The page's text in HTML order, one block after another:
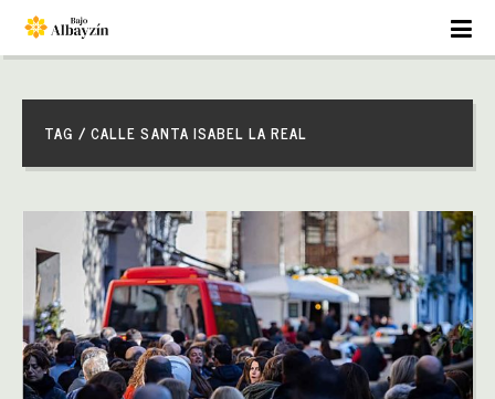
TAG / CALLE SANTA ISABEL LA REAL